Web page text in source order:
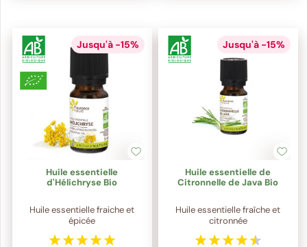
Jusqu'à -15%
Huile essentielle
d'Hélichryse Bio
Huile essentielle fraiche et
épicée
Jusqu'à -15%
Huile essentielle de
Citronnelle de Java Bio
Huile essentielle fraîche et
citronnée